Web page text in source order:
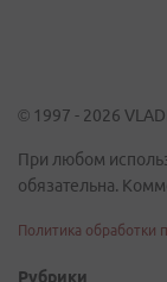
© 1997 - 2026
При любом
обязательна.
Политика обработки
Рубрики